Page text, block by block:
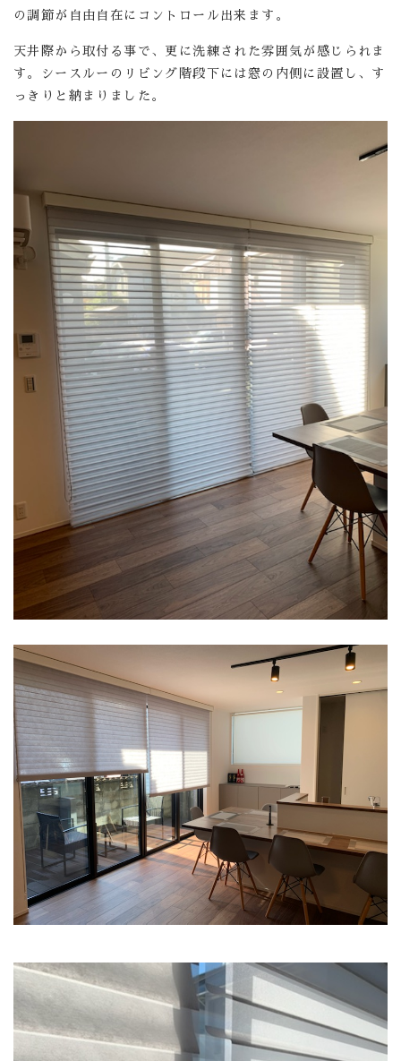
の調節が自由自在にコントロール出来ます。
天井際から取付る事で、更に洗練された雰囲気が感じられま
す。シースルーのリビング階段下には窓の内側に設置し、す
っきりと納まりました。